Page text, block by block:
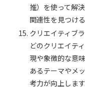
推）を使って解
関連性を見つけ
クリエイティブ
どのクリエイテ
現や象徴的な意
あるテーマやメ
考力が向上します